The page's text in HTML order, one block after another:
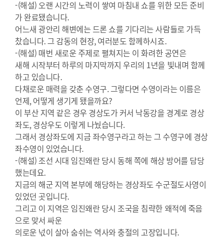
-(해설) 오랜 시간의 노력이 쌓여 마침내 쇼를 위한 모든 준비
가 완료됐습니다.
어느새 광안리 해변에는 드론 쇼를 기다리는 사람들로 가득
찼습니다. 그 감동의 현장, 여러분도 함께하시죠.
-(해설) 매번 새로운 주제로 펼쳐지는 이 화려한 공연은
새해 시작부터 하루의 마지막까지 우리의 1년을 빛내며 함께
하고 있습니다.
다채로운 매력을 갖춘 수영구. 그렇다면 수영이라는 이름은
언제, 어떻게 생기게 됐을까요?
이 부산 지역 같은 경우 경상도가 커서 낙동강을 경계로 경상
좌도, 경상우도 이렇게 나눴습니다.
그래서 경상좌도에 지금 좌수영구라고 하는 그 수영구에 경상
좌수영이 있었습니다.
-(해설) 조선 시대 임진왜란 당시 동해 쪽에 해상 방어를 담당
했는데요.
지금의 해군 지역 본부에 해당하는 경상좌도 수군절도사영이
있었던 곳입니다.
그리고 이 지역은 임진왜란 당시 조국을 침략한 왜적에 죽음
으로 맞서 싸운
의로운 넋이 살아 숨쉬는 역사와 충절의 고장입니다.